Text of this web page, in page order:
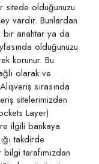
sitede olduğunuzu
vardır. Bunlardan
bir anahtar ya da
olduğunuzu
korunur. Bu
olarak ve
sırasında
sitelerimizden
Layer)
ilgili bankaya
takdirde
tarafımızdan